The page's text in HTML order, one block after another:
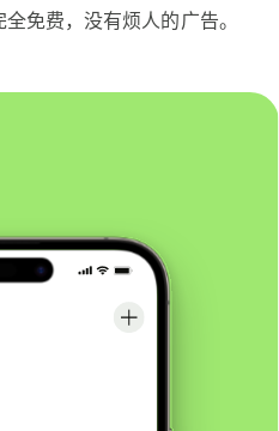
免费，没有烦人的广告。